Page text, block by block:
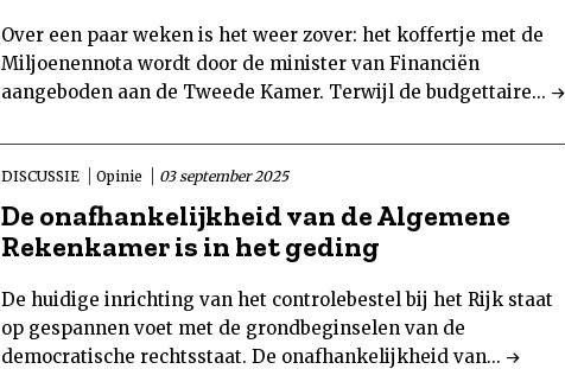
Over een paar weken is het weer zover: het koffertje met de
Miljoenennota wordt door de minister van Financiën
aangeboden aan de Tweede Kamer. Terwijl de budgettaire...
DISCUSSIE Opinie 03 september 2025
De onafhankelijkheid van de Algemene
Rekenkamer is in het geding
De huidige inrichting van het controlebestel bij het Rijk staat
op gespannen voet met de grondbeginselen van de
democratische rechtsstaat. De onafhankelijkheid van...